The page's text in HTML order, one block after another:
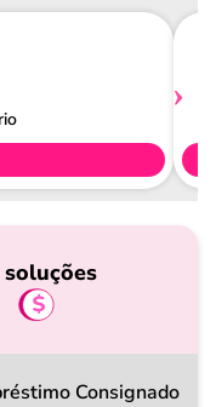
Consignado